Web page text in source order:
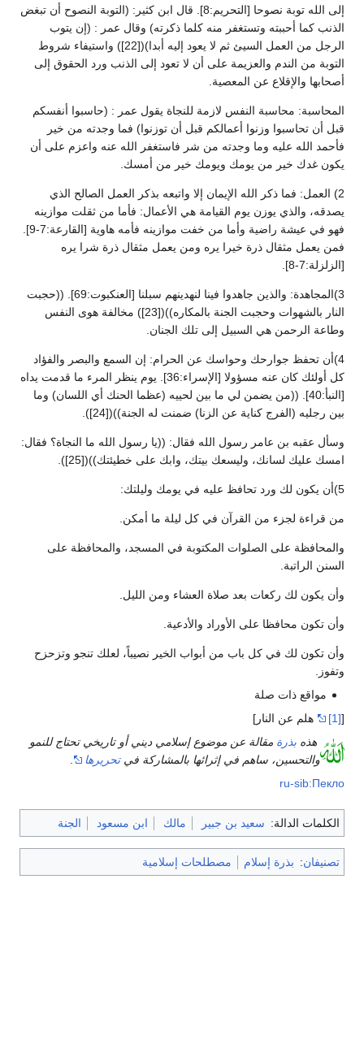
إلى الله توبة نصوحا [التحريم:8]. قال ابن كثير: (التوبة النصوح أن تبغض
الذنب كما أحببته وتستغفر منه كلما ذكرته) وقال عمر : (إن يتوب
الرجل من العمل السيئ ثم لا يعود إليه أبدا)([22]) واستيفاء شروط
التوبة من الندم والعزيمة على أن لا تعود إلى الذنب ورد الحقوق إلى
أصحابها والإقلاع عن المعصية.
المحاسبة: محاسبة النفس لازمة للنجاة يقول عمر : (حاسبوا أنفسكم
قبل أن تحاسبوا وزنوا أعمالكم قبل أن توزنوا) فما وجدته من خير
فأحمد الله عليه وما وجدته من شر فاستغفر الله عنه واعزم على أن
يكون غدك خير من يومك ويومك خير من أمسك.
2) العمل: فما ذكر الله الإيمان إلا واتبعه بذكر العمل الصالح الذي
يصدقه، والذي يوزن يوم القيامة هي الأعمال: فأما من ثقلت موازينه
فهو في عيشة راضية وأما من خفت موازينه فأمه هاوية [القارعة:7-9].
فمن يعمل مثقال ذرة خيرا يره ومن يعمل مثقال ذرة شرا يره
[الزلزلة:7-8].
3)المجاهدة: والذين جاهدوا فينا لنهدينهم سبلنا [العنكبوت:69]. ((حجبت
النار بالشهوات وحجبت الجنة بالمكاره))([23]) مخالفة هوى النفس
وطاعة الرحمن هي السبيل إلى تلك الجنان.
4)أن تحفظ جوارحك وحواسك عن الحرام: إن السمع والبصر والفؤاد
كل أولئك كان عنه مسؤولا [الإسراء:36]. يوم ينظر المرء ما قدمت يداه
[النبأ:40]. ((من يضمن لي ما بين لحييه (عظما الحنك أي اللسان) وما
بين رجليه (الفرج كناية عن الزنا) ضمنت له الجنة))([24]).
وسأل عقبه بن عامر رسول الله فقال: ((يا رسول الله ما النجاة؟ فقال:
امسك عليك لسانك، وليسعك بيتك، وابك على خطيئتك))([25]).
5)أن يكون لك ورد تحافظ عليه في يومك وليلتك:
من قراءة لجزء من القرآن في كل ليلة ما أمكن.
والمحافظة على الصلوات المكتوبة في المسجد، والمحافظة على
السنن الراتبة.
وأن يكون لك ركعات بعد صلاة العشاء ومن الليل.
وأن تكون محافظا على الأوراد والأدعية.
وأن تكون لك في كل باب من أبواب الخير نصيباً، لعلك تنجو وتزحزح
وتفوز.
مواقع ذات صلة
[
[1]
هلم عن النار]
هذه بذرة مقالة عن موضوع إسلامي ديني أو تاريخي تحتاج للنمو
والتحسين، ساهم في إثرائها بالمشاركة فيتحريرها
.
ru-sib:Пекло
الكلمات الدالة: سعيد بن جبير مالك ابن مسعود الجنة
تصنيفان: بذرة إسلام مصطلحات إسلامية